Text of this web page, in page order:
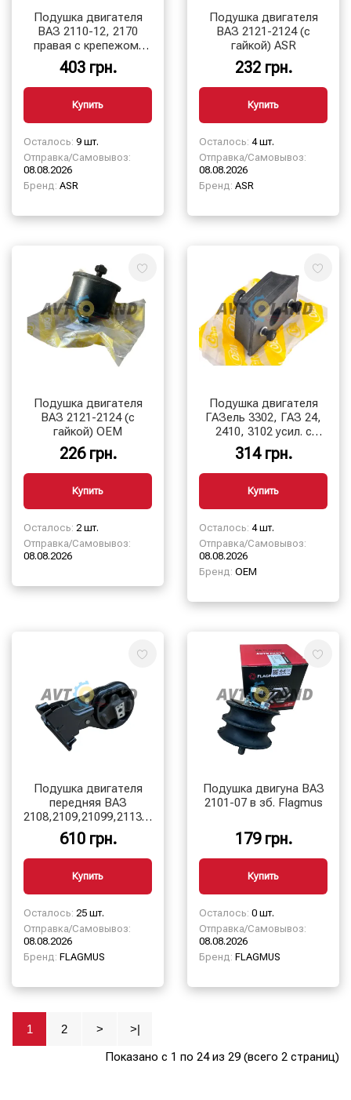
Подушка двигателя
ВАЗ 2110-12, 2170
правая с крепежом,
длинный шток, ASR
403 грн.
Купить
Осталось: 9 шт.
Отправка/Самовывоз:
08.08.2026
Бренд: ASR
Подушка двигателя
ВАЗ 2121-2124 (с
гайкой) ASR
232 грн.
Купить
Осталось: 4 шт.
Отправка/Самовывоз:
08.08.2026
Бренд: ASR
Подушка двигателя
ВАЗ 2121-2124 (с
гайкой) OEM
226 грн.
Купить
Осталось: 2 шт.
Отправка/Самовывоз:
08.08.2026
Подушка двигателя
ГАЗель 3302, ГАЗ 24,
2410, 3102 усил. с
метизами, OEM
314 грн.
Купить
Осталось: 4 шт.
Отправка/Самовывоз:
08.08.2026
Бренд: OEM
Подушка двигателя
передняя ВАЗ
2108,2109,21099,2113,2114,2115
″балда″
610 грн.
Купить
Осталось: 25 шт.
Отправка/Самовывоз:
08.08.2026
Бренд: FLAGMUS
Подушка двигуна ВАЗ
2101-07 в зб. Flagmus
179 грн.
Купить
Осталось: 0 шт.
Отправка/Самовывоз:
08.08.2026
Бренд: FLAGMUS
1 2 > >|
Показано с 1 по 24 из 29 (всего 2 страниц)